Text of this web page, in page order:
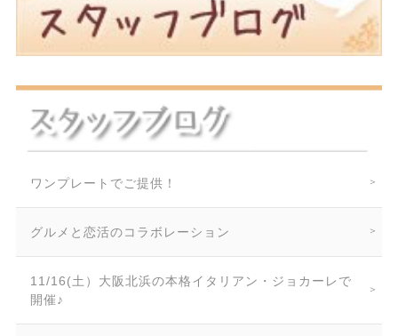
ワンプレートでご提供！
グルメと恋活のコラボレーション
11/16(土）大阪北浜の本格イタリアン・ジョカーレで
開催♪